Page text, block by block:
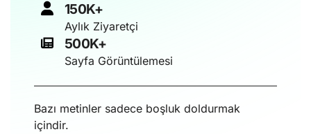
150K+
Aylık Ziyaretçi
500K+
Sayfa Görüntülemesi
Bazı metinler sadece boşluk doldurmak
içindir.